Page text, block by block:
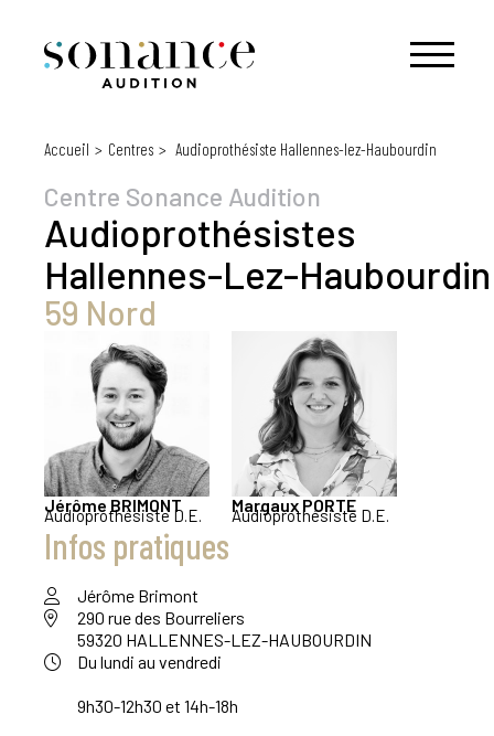
Accueil Centres Audioprothésiste Hallennes-lez-Haubourdin
Centre Sonance Audition
Audioprothésistes
Hallennes-Lez-Haubourdin
59 Nord
Jérôme BRIMONT
Audioprothésiste D.E. MargauxPORTE
Audioprothésiste D.E.
Infos pratiques
Jérôme Brimont
290 rue des Bourreliers
59320 HALLENNES-LEZ-HAUBOURDIN
Du lundi au vendredi
9h30-12h30 et 14h-18h